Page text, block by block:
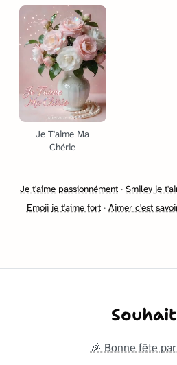
Je T'aime Ma
Chérie
Je t'aime passionnément · Smiley je
Emoji je t'aime fort·Aimer c'est
🎉 Bonne fête